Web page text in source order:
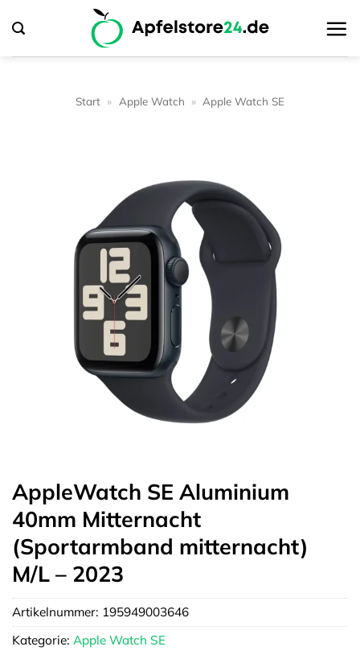
Inhalt
springen
Start » Apple Watch » Apple Watch SE
AppleWatch SE Aluminium
40mm Mitternacht
(Sportarmband mitternacht)
M/L – 2023
Artikelnummer: 195949003646
Kategorie: Apple Watch SE